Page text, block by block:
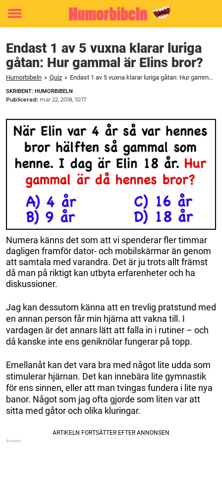
Toggle
Endast 1 av 5 vuxna klarar luriga
gåtan: Hur gammal är Elins bror?
Humorbibeln » Quiz » Endast 1 av 5 vuxna klarar luriga gåtan: Hur gammal är Elins bror?
SKRIBENT: HUMORBIBELN
Publicerad: mar 22, 2018, 10:17
Numera känns det som att vi spenderar fler timmar
dagligen framför dator- och mobilskärmar än genom
att samtala med varandra. Det är ju trots allt främst
då man på riktigt kan utbyta erfarenheter och ha
diskussioner.
Jag kan dessutom känna att en trevlig pratstund med
en annan person får min hjärna att vakna till. I
vardagen är det annars lätt att falla in i rutiner – och
då kanske inte ens geniknölar fungerar på topp.
Emellanåt kan det vara bra med något lite udda som
stimulerar hjärnan. Det kan innebära lite gymnastik
för ens sinnen, eller att man tvingas fundera i lite nya
banor. Något som jag ofta gjorde som liten var att
sitta med gåtor och olika kluringar.